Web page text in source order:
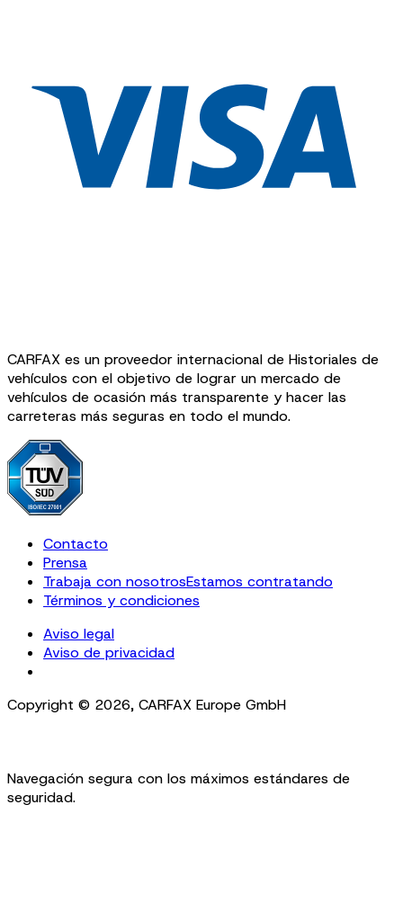
CARFAX es un proveedor internacional de Historiales de
vehículos con el objetivo de lograr un mercado de
vehículos de ocasión más transparente y hacer las
carreteras más seguras en todo el mundo.
Contacto
Prensa
Trabaja con nosotrosEstamos contratando
Términos y condiciones
Aviso legal
Aviso de privacidad
Copyright © 2026, CARFAX Europe GmbH
Navegación segura con los máximos estándares de
seguridad.